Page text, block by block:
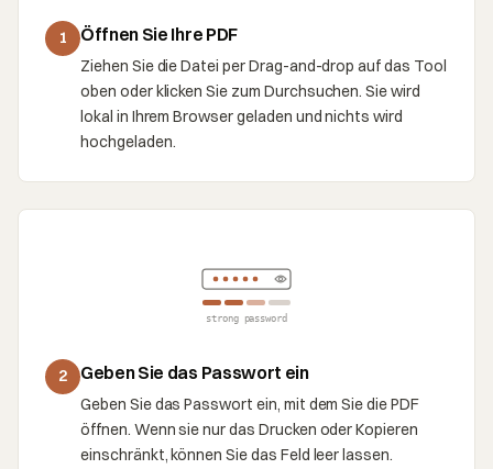
1 Öffnen Sie Ihre PDF
Ziehen Sie die Datei per Drag-and-drop auf das Tool
oben oder klicken Sie zum Durchsuchen. Sie wird
lokal in Ihrem Browser geladen und nichts wird
hochgeladen.
strong password
2 Geben Sie das Passwort ein
Geben Sie das Passwort ein, mit dem Sie die PDF
öffnen. Wenn sie nur das Drucken oder Kopieren
einschränkt, können Sie das Feld leer lassen.